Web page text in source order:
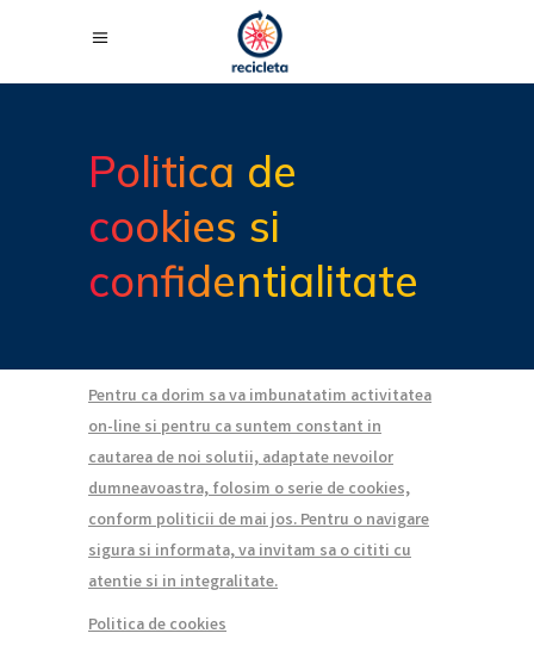
Politica de
cookies si
confidentialitate
Pentru ca dorim sa va imbunatatim activitatea
on-line si pentru ca suntem constant in
cautarea de noi solutii, adaptate nevoilor
dumneavoastra, folosim o serie de cookies,
conform politicii de mai jos. Pentru o navigare
sigura si informata, va invitam sa o cititi cu
atentie si in integralitate.
Politica de cookies